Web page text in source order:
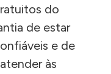
do
de estar
e de
às